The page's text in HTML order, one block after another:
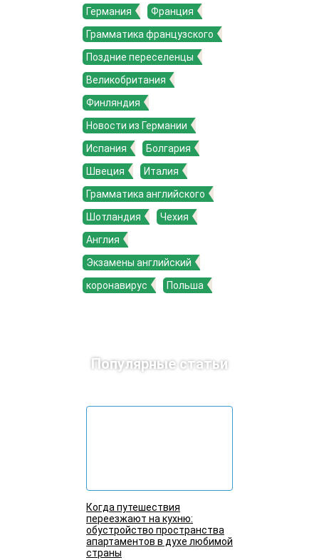
Германия
Франция
Грамматика французского
Поздние переселенцы
Великобритания
Финляндия
Новости из Германии
Испания
Болгария
Швеция
Италия
Грамматика английского
Шотландия
Чехия
Англия
Экзамены английский
коронавирус
Польша
Популярные статьи
Когда путешествия
переезжают на кухню:
обустройство пространства
апартаментов в духе любимой
страны